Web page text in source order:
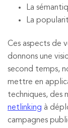
La
La
Ces aspects de
donnons une
second temps,
mettre en
techniques, des
netlinking à
campagnes